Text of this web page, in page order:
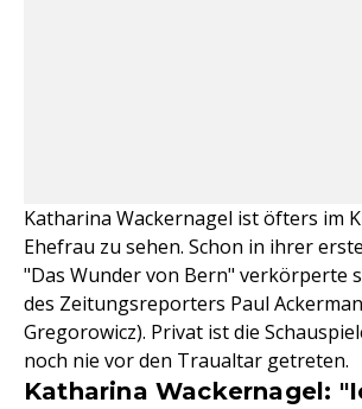
Katharina Wackernagel ist öfters im
Ehefrau zu sehen. Schon in ihrer
"Das Wunder von Bern" verkörperte
des Zeitungsreporters Paul
Gregorowicz). Privat ist die
noch nie vor den Traualtar getreten.
Katharina Wackernagel: